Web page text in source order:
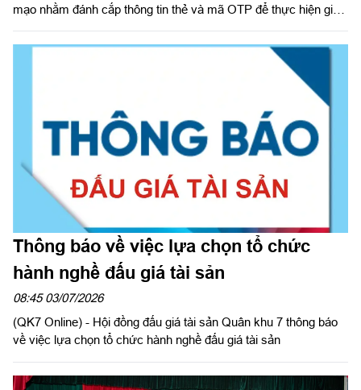
mạo nhằm đánh cắp thông tin thẻ và mã OTP để thực hiện giao
giao diện tương tự website của doanh nghiệp, thương hiệu uy
tín hoặc cơ quan nhà nước để tạo lòng tin với khách hàng.
Thông báo về việc lựa chọn tổ chức
hành nghề đấu giá tài sản
08:45 03/07/2026
(QK7 Online) - Hội đồng đấu giá tài sản Quân khu 7 thông báo
về việc lựa chọn tổ chức hành nghề đấu giá tài sản